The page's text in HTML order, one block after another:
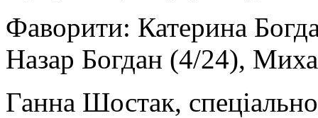
Фаворити: Катерина
Назар Богдан (4/24),
Ганна Шостак,